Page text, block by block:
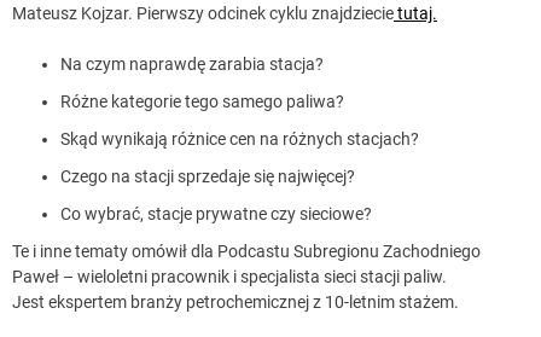
Mateusz Kojzar. Pierwszy odcinek cyklu znajdziecietutaj.
Na czym naprawdę zarabia stacja?
Różne kategorie tego samego paliwa?
Skąd wynikają różnice cen na różnych stacjach?
Czego na stacji sprzedaje się najwięcej?
Co wybrać, stacje prywatne czy sieciowe?
Te i inne tematy omówił dla Podcastu Subregionu Zachodniego
Paweł – wieloletni pracownik i specjalista sieci stacji paliw.
Jest ekspertem branży petrochemicznej z 10-letnim stażem.